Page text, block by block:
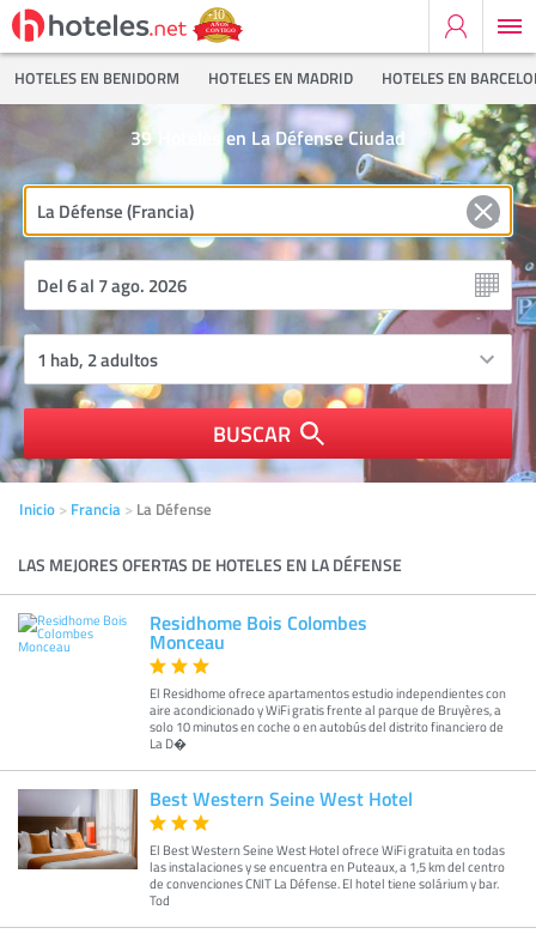
HOTELES EN BENIDORM HOTELES EN MADRID HOTELES EN
Hoteles en La Défense Ciudad
39
BUSCAR
Inicio Francia La Défense
LAS MEJORES OFERTAS DE HOTELES EN LA DÉFENSE
Residhome Bois Colombes
Monceau
El Residhome ofrece apartamentos estudio independientes con
aire acondicionado y WiFi gratis frente al parque de Bruyères, a
solo 10 minutos en coche o en autobús del distrito financiero de
La D�
Best Western Seine West Hotel
El Best Western Seine West Hotel ofrece WiFi gratuita en todas
las instalaciones y se encuentra en Puteaux, a 1,5 km del centro
de convenciones CNIT La Défense. El hotel tiene solárium y bar.
Tod